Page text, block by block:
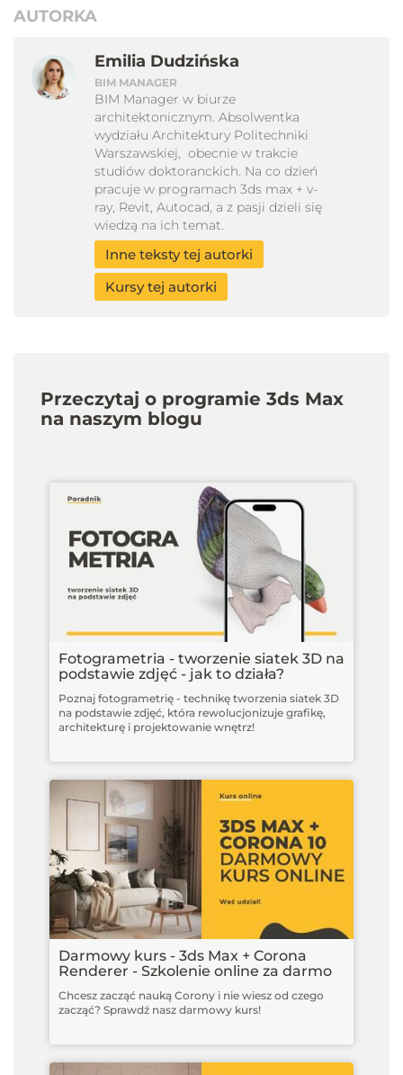
AUTORKA
Emilia Dudzińska
BIM MANAGER
BIM Manager w biurze
architektonicznym. Absolwentka
wydziału Architektury Politechniki
Warszawskiej, obecnie w trakcie
studiów doktoranckich. Na co dzień
pracuje w programach 3ds max + v-
ray, Revit, Autocad, a z pasji dzieli się
wiedzą na ich temat.
Inne teksty tej autorki
Kursy tej autorki
Przeczytaj o programie 3ds Max
na naszym blogu
Fotogrametria - tworzenie siatek 3D na
podstawie zdjęć - jak to działa?
Poznaj fotogrametrię - technikę tworzenia siatek 3D
na podstawie zdjęć, która rewolucjonizuje grafikę,
architekturę i projektowanie wnętrz!
Darmowy kurs - 3ds Max + Corona
Renderer - Szkolenie online za darmo
Chcesz zacząć nauką Corony i nie wiesz od czego
zacząć? Sprawdź nasz darmowy kurs!